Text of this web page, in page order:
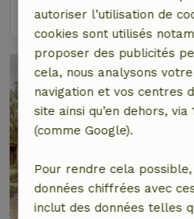
autoriser l’utilisation de
cookies sont utilisés
proposer des publicités
cela, nous analysons
navigation et vos centres
site ainsi qu’en dehors,
(comme Google).
Pour rendre cela
données chiffrées avec
inclut des données telles